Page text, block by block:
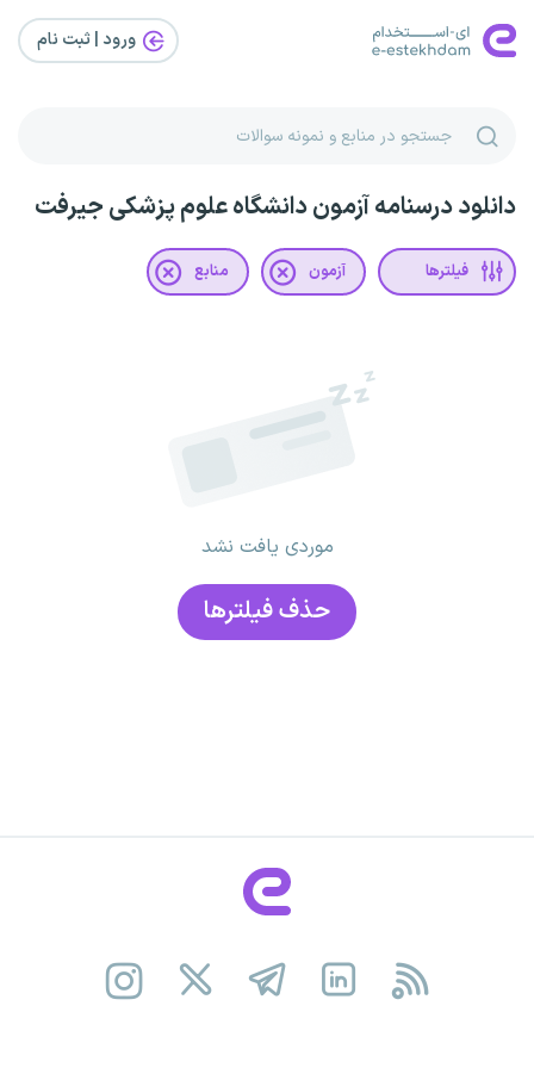
ورود | ثبت‌ نام
دانلود درسنامه آزمون دانشگاه علوم پزشکی جیرفت
فیلترها آزمون منابع
موردی یافت نشد
حذف فیلتر‌ها